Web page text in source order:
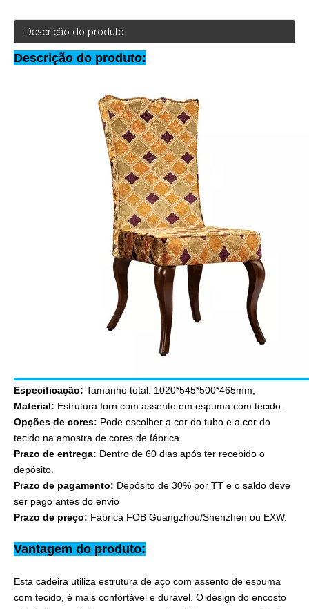
Descrição do produto
Descrição do produto:
Especificação: Tamanho total: 1020*545*500*465mm,
Material: Estrutura Iorn com assento em espuma com tecido.
Opções de cores: Pode escolher a cor do tubo e a cor do
tecido na amostra de cores de fábrica.
Prazo de entrega: Dentro de 60 dias após ter recebido o
depósito.
Prazo de pagamento: Depósito de 30% por TT e o saldo deve
ser pago antes do envio
Prazo de preço: Fábrica FOB Guangzhou/Shenzhen ou EXW.
Vantagem do produto:
Esta cadeira utiliza estrutura de aço com assento de espuma
com tecido, é mais confortável e durável. O design do encosto